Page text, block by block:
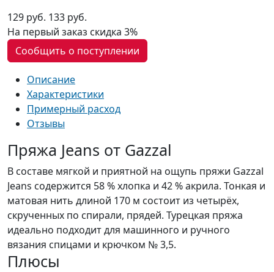
129 руб. 133 руб.
На первый заказ скидка 3%
Сообщить о поступлении
Описание
Характеристики
Примерный расход
Отзывы
Пряжа Jeans от Gazzal
В составе мягкой и приятной на ощупь пряжи Gazzal
Jeans содержится 58 % хлопка и 42 % акрила. Тонкая и
матовая нить длиной 170 м состоит из четырёх,
скрученных по спирали, прядей. Турецкая пряжа
идеально подходит для машинного и ручного
вязания спицами и крючком № 3,5.
Плюсы